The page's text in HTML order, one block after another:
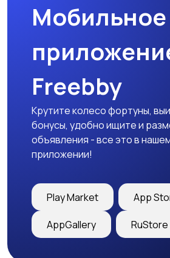
Мобильное
Freebby
Крутите колесо фортуны,
бонусы, удобно ищите и
объявления - все это в
приложении!
Play Market App
AppGallery RuStore